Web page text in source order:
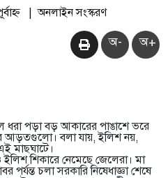
অনলাইন সংস্করণ
অ- অ+
ধরা পড়া বড় আকারের পাঙাশে ভরে
আড়তগুলো। বলা যায়, ইলিশ নয়,
মাছঘাটে।
ইলিশ শিকারে নেমেছে জেলেরা। মা
চলা সরকারি নিষেধাজ্ঞা শেষে